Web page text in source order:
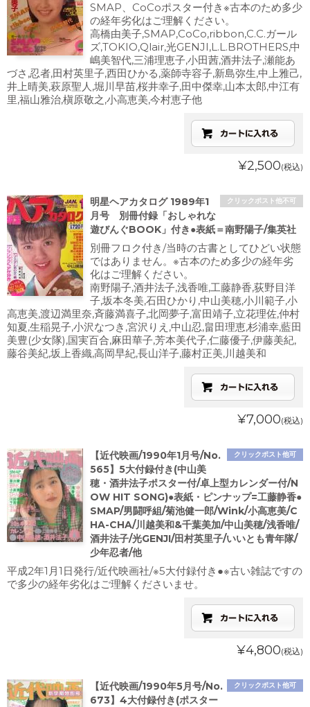
SMAP、CoCoポスター付き※古本のため多少
の経年劣化はご理解ください。
高橋由美子,SMAP,CoCo,ribbon,C.C.ガール
ズ,TOKIO,Qlair,光GENJI,L.L.BROTHERS,中
嶋美智代,三浦理恵子,小田茜,酒井法子,瀬能あ
づさ,忍者,田村英里子,西田ひかる,薬師寺容子,新島弥生,中上雅己,
井上晴美,萩原聖人,堀川早苗,桜井幸子,田中傑幸,山本太郎,中江有
里,福山雅治,槇原敬之,小高恵美,今村恵子他
¥2,500(税込)
クリックポスト他不可
明星ヘアカタログ 1989年1
月号 別冊付録「おしゃれな
遊びんぐBOOK」付き●表紙＝南野陽子/集英社
別冊フロク付き/当時の古書としてひどい状態
ではありません。※古本のため多少の経年劣
化はご理解ください。
南野陽子,酒井法子,浅香唯,工藤静香,荻野目洋
子,坂本冬美,石田ひかり,中山美穂,小川範子,小
高恵美,渡辺満里奈,斉藤満喜子,北岡夢子,富田靖子,立花理佐,仲村
知夏,生稲晃子,小沢なつき,宮沢りえ,中山忍,畠田理恵,杉浦幸,藍田
美豊(少女隊),国実百合,麻田華子,芳本美代子,仁藤優子,伊藤美紀,
藤谷美紀,坂上香織,高岡早紀,長山洋子,藤村正美,川越美和
¥7,000(税込)
クリックポスト他可
【近代映画/1990年1月号/No.
565】5大付録付き(中山美
穂・酒井法子ポスター付/卓上型カレンダー付/N
OW HIT SONG)●表紙・ピンナップ=工藤静香●
SMAP/男闘呼組/菊池健一郎/Wink/小高恵美/C
HA-CHA/川越美和&千葉美加/中山美穂/浅香唯/
酒井法子/光GENJI/田村英里子/いいとも青年隊/
少年忍者/他
平成2年1月1日発行/近代映画社/※5大付録付き●※古い雑誌ですの
で多少の経年劣化はご理解くださいませ。
¥4,800(税込)
クリックポスト他可
【近代映画/1990年5月号/No.
673】4大付録付き(ポスター